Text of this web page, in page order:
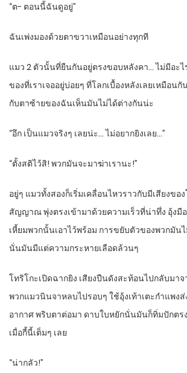
“ต- ตอนนี้ฉันดูอยู่”
ฉันเพ่งมองด้วยตาขวาเหมือนอย่างทุกที
แมว 2 ตัวนั้นที่ยืนกันอยู่ตรงขอบหลังคา… ไม่มีอะไ
ของที่เราเจออยู่บ่อยๆ ที่โลกเบื้องหลังเลยเหมือน
กับตาซ้ายของฉันเห็นมันไม่ได้ต่างกันน่ะ
“อึก เป็นแมวจริงๆ เลยน่ะ… ไม่อยากยิงเลย…”
“ตั้งสติไว้สิ! พวกมันจะมาฆ่าเรานะ!”
อยู่ๆ แมวทั้งสองก็เริ่มเคลื่อนไหวราวกับมีเสียงขอ
สัญญาณ พุ่งตรงเข้ามาด้วยความเร็วที่น่าทึ่ง อุ้งมื
เหี้ยมพวกนั้นเอาไว้พร้อม การขยับตัวของพวกมัน
นั่นมันมีแต่ความกระหายเลือดล้วนๆ
โทริโกะเปิดฉากยิง เสียงปืนดังสะท้อนไปกลับมาจ
พวกแมวนินจาหลบไปรอบๆ ใช้อุ้งเท้าเตะกำแพงส่
อากาศ พริบตาต่อมา ดาบใบหยักนั่นมันก็ทิ่มปักตร
เมื่อกี้นี้เต็มๆ เลย
“น่ากลัว!”